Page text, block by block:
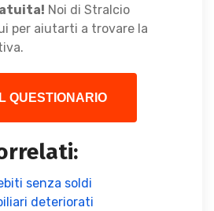
Noi di Stralcio
per aiutarti a trovare la
QUESTIONARIO
senza soldi
deteriorati